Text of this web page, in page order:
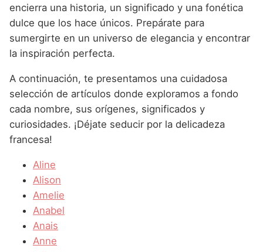
Nombres de Niña que empiezan por Q
Nombres de Niña que empiezan por R
Nombres de Niña que empiezan por S
Nombres de Niña que empiezan por T
Nombres de Niña que empiezan por U
Nombres de Niña que empiezan por V
Nombres de Niña que empiezan por Y
Nombres de Niña que empiezan por Z
Nombres de Niña Riojanos
Nombres de Niña Valencianos
encierra una historia, un significado y una fonética
dulce que los hace únicos. Prepárate para
sumergirte en un universo de elegancia y encontrar
la inspiración perfecta.
A continuación, te presentamos una cuidadosa
selección de artículos donde exploramos a fondo
cada nombre, sus orígenes, significados y
curiosidades. ¡Déjate seducir por la delicadeza
francesa!
Aline
Alison
Amelie
Anabel
Anais
Anne